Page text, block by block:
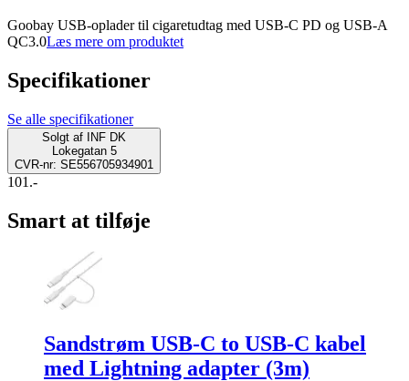
Goobay USB-oplader til cigaretudtag med USB-C PD og USB-A
QC3.0Læs mere om produktet
Specifikationer
Se alle specifikationer
Solgt af
INF DK
Lokegatan 5
CVR-nr: SE556705934901
101.-
Smart at tilføje
Sandstrøm USB-C to USB-C kabel
med Lightning adapter (3m)